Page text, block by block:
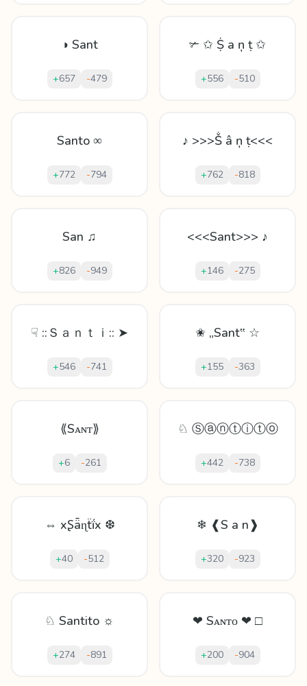
◑ Sant
+657 -479
✃ ✩ Ṩ а ņ ṭ ✩
+556 -510
Santo ∞
+772 -794
♪ >>>Ṧ â ņ ṭ<<<
+762 -818
San ♫
+826 -949
<<<Sant>>> ♪
+146 -275
☟ ::Ｓａｎｔｉ:: ➤
+546 -741
✬ „Sant‟ ☆
+155 -363
⟪Sᴀɴᴛ⟫
+6 -261
♘ Ⓢⓐⓝⓣⓘⓣⓞ
+442 -738
⇔ xꟅǟɳẗḯx ❆
+40 -512
❄ ❰S a n❱
+320 -923
♘ Santito ☼
+274 -891
❤ Sᴀɴᴛᴏ ❤ □
+200 -904